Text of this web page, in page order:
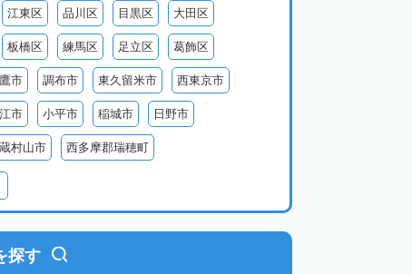
江東区 品川区 目黒区 大田区
板橋区 練馬区 足立区 葛飾区
市 調布市 東久留米市 西東京市
市 小平市 稲城市 日野市
村山市 西多摩郡瑞穂町
探す